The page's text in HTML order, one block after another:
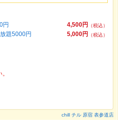
4,500円
（税込）
円
5,000円
（税込）
題5000円
chill チル 原宿 表参道店